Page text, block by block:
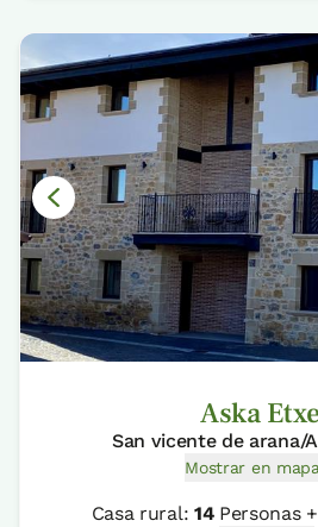
Aska
San vicente de arana/
Mostrar en mapa
Casa rural: 14Personas